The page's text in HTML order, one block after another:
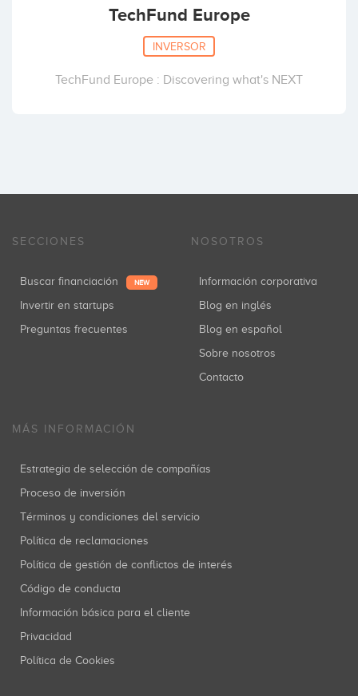
TechFund Europe
INVERSOR
TechFund Europe : Discovering what's NEXT
SECCIONES
Buscar financiación NEW
Invertir en startups
Preguntas frecuentes
NOSOTROS
Información corporativa
Blog en inglés
Blog en español
Sobre nosotros
Contacto
MÁS INFORMACIÓN
Estrategia de selección de compañías
Proceso de inversión
Términos y condiciones del servicio
Política de reclamaciones
Política de gestión de conflictos de interés
Código de conducta
Información básica para el cliente
Privacidad
Política de Cookies